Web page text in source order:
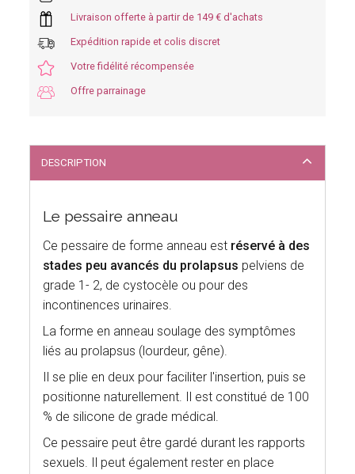
Livraison offerte à partir de 149 € d'achats
Expédition rapide et colis discret
Votre fidélité récompensée
Offre parrainage
DESCRIPTION
Le pessaire anneau
Ce pessaire de forme anneau est réservé à des
stades peu avancés du prolapsus pelviens de
grade 1- 2, de cystocèle ou pour des
incontinences urinaires.
La forme en anneau soulage des symptômes
liés au prolapsus (lourdeur, gêne).
Il se plie en deux pour faciliter l'insertion, puis se
positionne naturellement. Il est constitué de 100
% de silicone de grade médical.
Ce pessaire peut être gardé durant les rapports
sexuels. Il peut également rester en place